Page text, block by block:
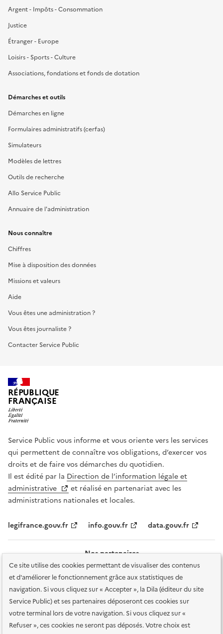
Ce site utilise des cookies permettant de visualiser des contenus
et d'améliorer le fonctionnement grâce aux statistiques de
navigation. Si vous cliquez sur « Accepter », la Dila (éditeur du site
Service Public) et ses partenaires déposeront ces cookies sur
votre terminal lors de votre navigation. Si vous cliquez sur «
Refuser », ces cookies ne seront pas déposés. Votre choix est
Argent - Impôts - Consommation
Justice
Étranger - Europe
Loisirs - Sports - Culture
Associations, fondations et fonds de dotation
Démarches et outils
Démarches en ligne
Formulaires administratifs (cerfas)
Simulateurs
Modèles de lettres
Outils de recherche
Allo Service Public
Annuaire de l'administration
Nous connaître
Chiffres
Mise à disposition des données
Missions et valeurs
Aide
Vous êtes une administration ?
Vous êtes journaliste ?
Contacter Service Public
RÉPUBLIQUE
FRANÇAISE
Service Public vous informe et vous oriente vers les services
qui permettent de connaître vos obligations, d’exercer vos
droits et de faire vos démarches du quotidien.
Il est édité par la Direction de l’information légale et
administrative
et réalisé en partenariat avec les
administrations nationales et locales.
legifrance.gouv.fr info.gouv.fr data.gouv.fr
Nos partenaires
Plan du site Accessibilité : totalement conforme
Accessibilité des